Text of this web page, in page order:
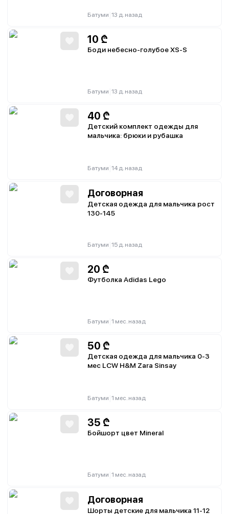
Батуми 13 д. назад
10 ₾
Боди небесно-голубое XS-S
Батуми 13 д. назад
40 ₾
Детский комплект одежды для
мальчика: брюки и рубашка
Батуми 14 д. назад
Договорная
Детская одежда для мальчика рост
130-145
Батуми 15 д. назад
20 ₾
Футболка Adidas Lego
Батуми 1 мес. назад
50 ₾
Детская одежда для мальчика 0-3
мес LCW H&M Zara Sinsay
Батуми 1 мес. назад
35 ₾
Бойшорт цвет Mineral
Батуми 1 мес. назад
Договорная
Шорты детские для мальчика 11-12